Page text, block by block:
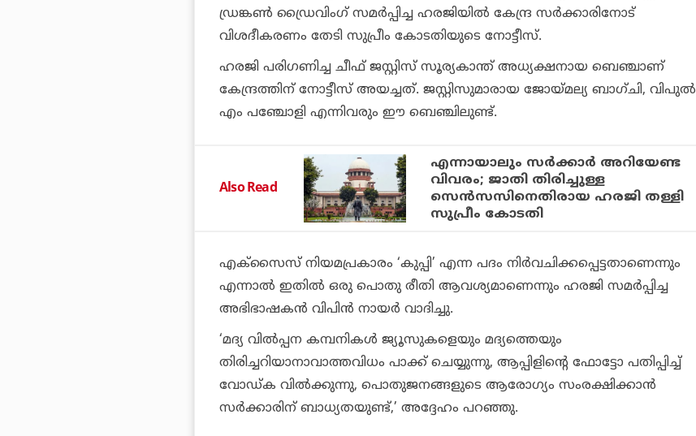
ഡ്രങ്കൺ ഡ്രൈവിംഗ് സമർപ്പിച്ച ഹരജിയിൽ കേന്ദ്ര സർക്കാരിനോട്
വിശദീകരണം തേടി സുപ്രീം കോടതിയുടെ നോട്ടീസ്.
ഹരജി പരിഗണിച്ച ചീഫ് ജസ്റ്റിസ് സൂര്യകാന്ത് അധ്യക്ഷനായ ബെഞ്ചാണ്
കേന്ദ്രത്തിന് നോട്ടീസ് അയച്ചത്. ജസ്റ്റിസുമാരായ ജോയ്മല്യ ബാഗ്ചി, വിപുൽ
എം പഞ്ചോളി എന്നിവരും ഈ ബെഞ്ചിലുണ്ട്.
Also Read
എന്നായാലും സര്‍ക്കാര്‍ അറിയേണ്ട
വിവരം; ജാതി തിരിച്ചുള്ള
സെന്‍സസിനെതിരായ ഹരജി തള്ളി
സുപ്രീം കോടതി
എക്‌സൈസ് നിയമപ്രകാരം ‘കുപ്പി’ എന്ന പദം നിർവചിക്കപ്പെട്ടതാണെന്നും
എന്നാൽ ഇതിൽ ഒരു പൊതു രീതി ആവശ്യമാണെന്നും ഹരജി സമർപ്പിച്ച
അഭിഭാഷകൻ വിപിൻ നായർ വാദിച്ചു.
‘മദ്യ വിൽപ്പന കമ്പനികൾ ജ്യൂസുകളെയും മദ്യത്തെയും
തിരിച്ചറിയാനാവാത്തവിധം പാക്ക് ചെയ്യുന്നു, ആപ്പിളിന്റെ ഫോട്ടോ പതിപ്പിച്ച്
വോഡ്ക വിൽക്കുന്നു, പൊതുജനങ്ങളുടെ ആരോഗ്യം സംരക്ഷിക്കാൻ
സർക്കാരിന് ബാധ്യതയുണ്ട്,’ അദ്ദേഹം പറഞ്ഞു.